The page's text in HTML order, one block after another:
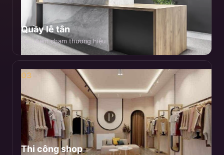
Quầy lễ tân
Tạo điểm chạm thương hiệu
03
Thi công shop